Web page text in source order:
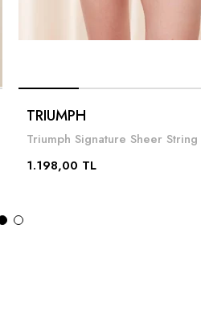
TRIUMPH
1.198,00 TL